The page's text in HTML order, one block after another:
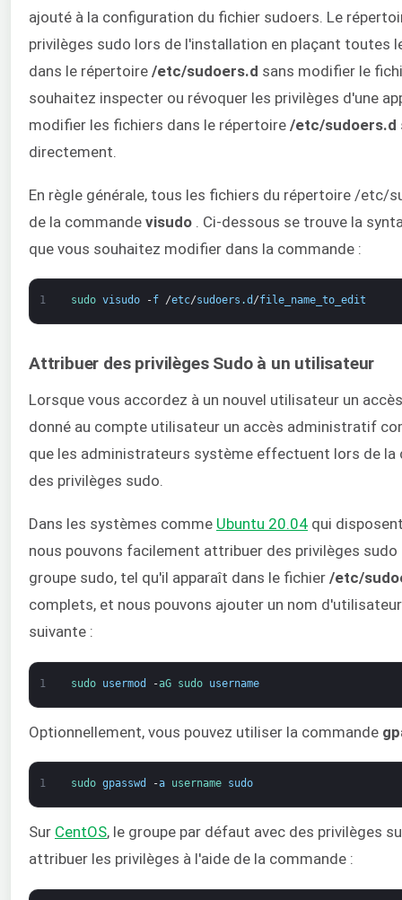
ajouté à la configuration du fichier sudoers. Le
privilèges sudo lors de l'installation en plaçant toutes
dans le répertoire /etc/sudoers.d sans modifier le
souhaitez inspecter ou révoquer les privilèges d'une
modifier les fichiers dans le répertoire /etc/sudoers.d
directement.
En règle générale, tous les fichiers du répertoire /
de la commande visudo . Ci-dessous se trouve la
que vous souhaitez modifier dans la commande :
1 sudo visudo -f /etc/sudoers .d /file_name_to_edit
Attribuer des privilèges Sudo à un utilisateur
Lorsque vous accordez à un nouvel utilisateur un
donné au compte utilisateur un accès administratif
que les administrateurs système effectuent lors de
des privilèges sudo.
Dans les systèmes comme Ubuntu 20.04 qui
nous pouvons facilement attribuer des privilèges
groupe sudo, tel qu'il apparaît dans le fichier /etc/
complets, et nous pouvons ajouter un nom
suivante :
1 sudo usermod -aG sudo username
Optionnellement, vous pouvez utiliser la commande
1 sudo gpasswd -a username sudo
Sur CentOS, le groupe par défaut avec des privilèges
attribuer les privilèges à l'aide de la commande :